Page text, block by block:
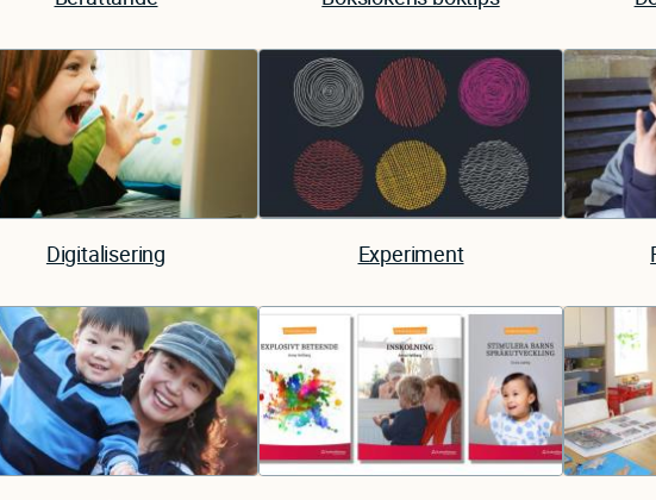
Digitalisering Experiment